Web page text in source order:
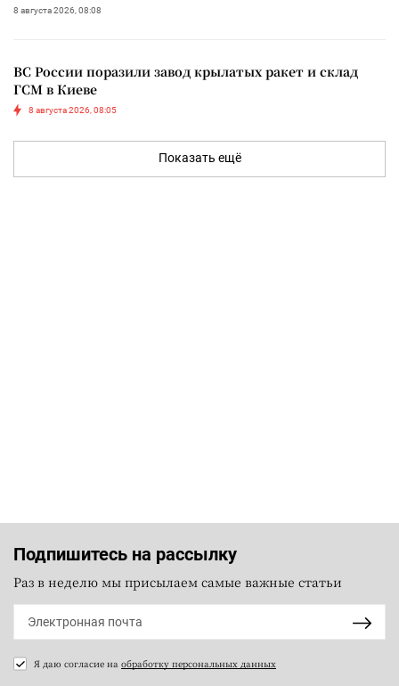
8 августа 2026, 08:08
ВС России поразили завод крылатых ракет и склад
ГСМ в Киеве
8 августа 2026, 08:05
Показать ещё
Подпишитесь на рассылку
Раз в неделю мы присылаем самые важные статьи
Я даю согласие на обработку персональных данных